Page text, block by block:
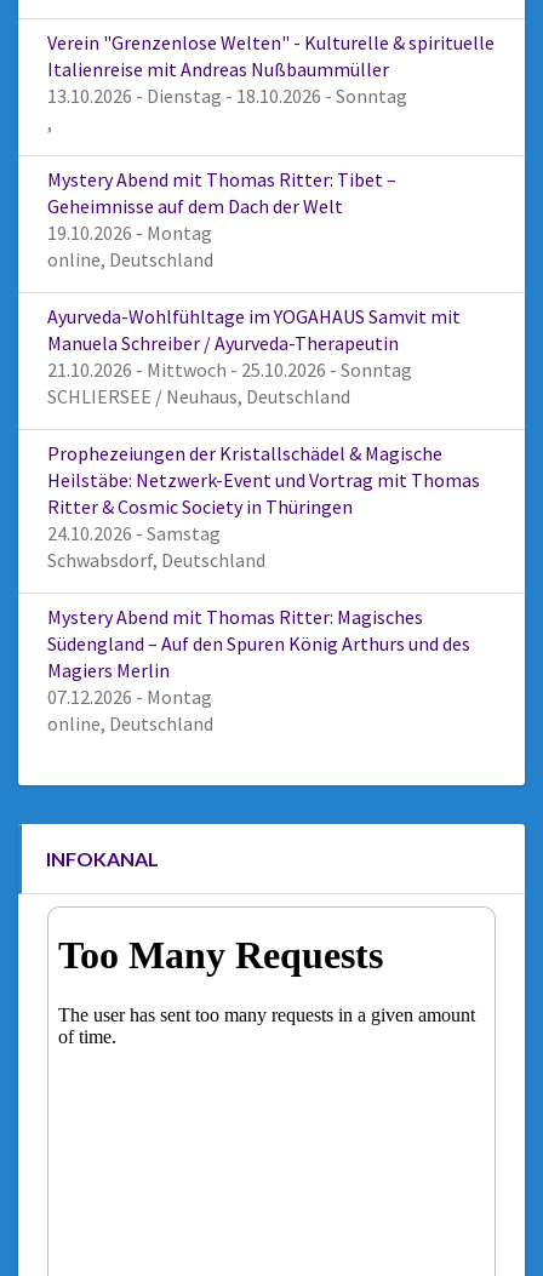
Verein "Grenzenlose Welten" - Kulturelle & spirituelle
Italienreise mit Andreas Nußbaummüller
13.10.2026 - Dienstag - 18.10.2026 - Sonntag
,
Mystery Abend mit Thomas Ritter: Tibet –
Geheimnisse auf dem Dach der Welt
19.10.2026 - Montag
online, Deutschland
Ayurveda-Wohlfühltage im YOGAHAUS Samvit mit
Manuela Schreiber / Ayurveda-Therapeutin
21.10.2026 - Mittwoch - 25.10.2026 - Sonntag
SCHLIERSEE / Neuhaus, Deutschland
Prophezeiungen der Kristallschädel & Magische
Heilstäbe: Netzwerk-Event und Vortrag mit Thomas
Ritter & Cosmic Society in Thüringen
24.10.2026 - Samstag
Schwabsdorf, Deutschland
Mystery Abend mit Thomas Ritter: Magisches
Südengland – Auf den Spuren König Arthurs und des
Magiers Merlin
07.12.2026 - Montag
online, Deutschland
INFOKANAL